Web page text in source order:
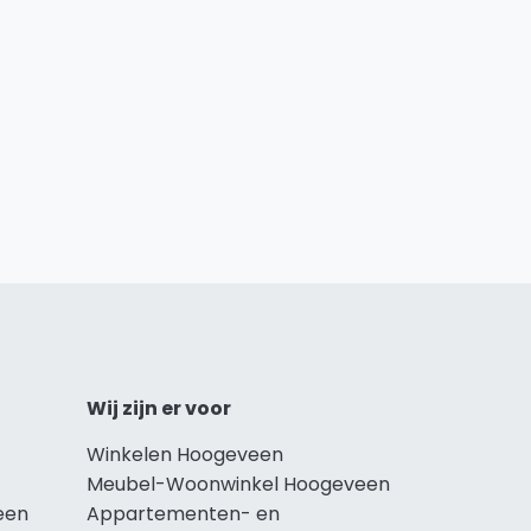
Wij zijn er voor
Winkelen Hoogeveen
Meubel-Woonwinkel Hoogeveen
Appartementen- en